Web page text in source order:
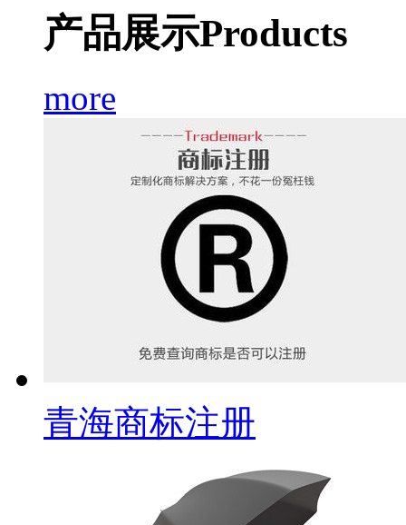
产品展示Products
more
青海商标注册